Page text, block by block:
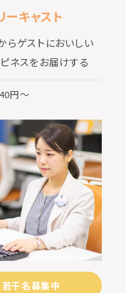
ーキャスト
らゲストにおいしい
ネスをお届けする
円〜
若干名募集中